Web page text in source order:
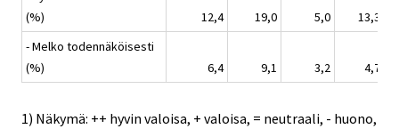
(%)
12,4 19,0 5,0
13,3
- Melko todennäköisesti
(%)
6,4 9,1 3,2 4,7
1) Näkymä: ++ hyvin valoisa, + valoisa, = neutraali, - huono,